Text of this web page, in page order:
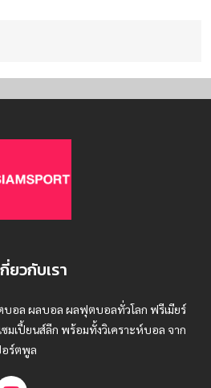
ยวกับเรา
บอล ผลบอล ผลฟุตบอลทั่วโลก ฟรีเมียร์
มเปี้ยนส์ลีก พร้อมทั้งวิเคราะห์บอล จาก
อร์ตพูล